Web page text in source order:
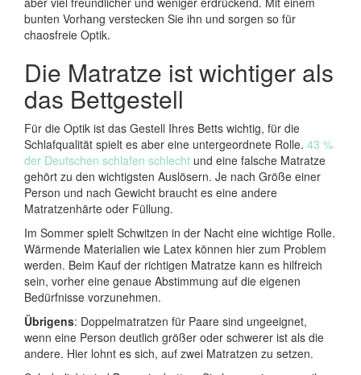
bunten Vorhang verstecken Sie ihn und sorgen so für
chaosfreie Optik.
Die Matratze ist wichtiger als
das Bettgestell
Für die Optik ist das Gestell Ihres Betts wichtig, für die
Schlafqualität spielt es aber eine untergeordnete Rolle. 43 %
der Deutschen schlafen schlecht und eine falsche Matratze
gehört zu den wichtigsten Auslösern. Je nach Größe einer
Person und nach Gewicht braucht es eine andere
Matratzenhärte oder Füllung.
Im Sommer spielt Schwitzen in der Nacht eine wichtige Rolle.
Wärmende Materialien wie Latex können hier zum Problem
werden. Beim Kauf der richtigen Matratze kann es hilfreich
sein, vorher eine genaue Abstimmung auf die eigenen
Bedürfnisse vorzunehmen.
Übrigens: Doppelmatratzen für Paare sind ungeeignet,
wenn eine Person deutlich größer oder schwerer ist als die
andere. Hier lohnt es sich, auf zwei Matratzen zu setzen.